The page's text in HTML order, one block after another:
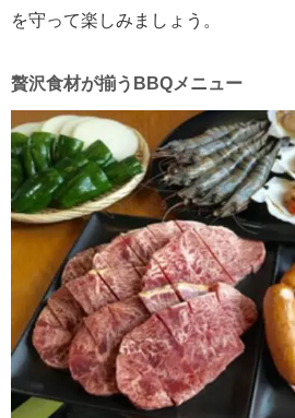
を守って楽しみましょう。
贅沢食材が揃うBBQメニュー